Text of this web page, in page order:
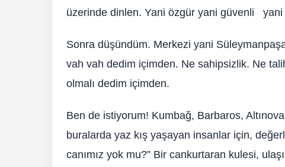
üzerinde dinlen. Yani özgür yani güvenli yani
Sonra düşündüm. Merkezi yani
vah vah dedim içimden. Ne sahipsizlik. Ne
olmalı dedim içimden.
Ben de istiyorum! Kumbağ, Barbaros,
buralarda yaz kış yaşayan insanlar için,
canımız yok mu?” Bir cankurtaran kulesi,